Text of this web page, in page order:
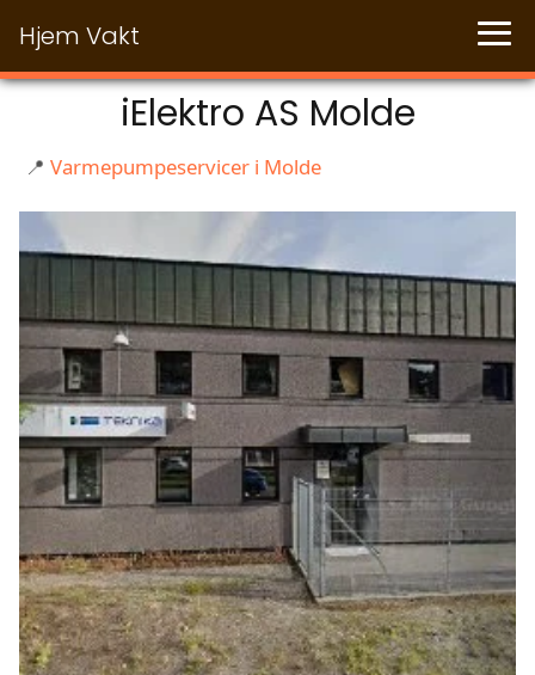
Hjem Vakt
iElektro AS Molde
📍 Varmepumpeservicer i Molde